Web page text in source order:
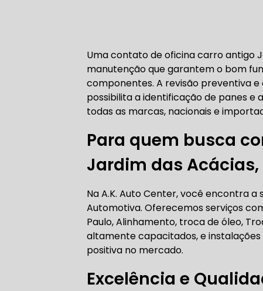
AUTO
AUTO
AUTO
Uma contato de oficina carro antigo
manutenção que garantem o bom
componentes. A revisão preventiva
possibilita a identificação de panes e
todas as marcas, nacionais e
Para quem busca
Jardim das Acácias,
Na A.K. Auto Center, você encontra
Automotiva. Oferecemos serviços
Paulo, Alinhamento, troca de óleo,
altamente capacitados, e
positiva no mercado.
Excelência e